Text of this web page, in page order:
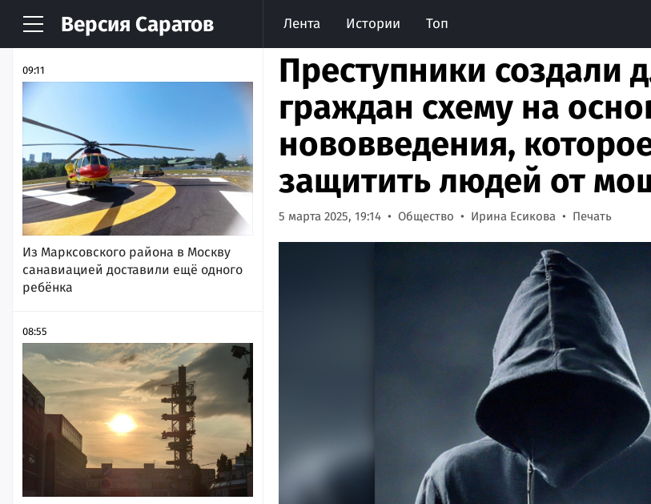
Версия Саратов Лента Истории Топ
НОВОСТИ АРХИВ
09:11
Из Марксовского района в Москву
санавиацией доставили ещё одного
ребёнка
08:55
Преступники создали
граждан схему на
нововведения,
защитить людей от
5 марта 2025, 19:14 Общество Ирина Есикова Печать